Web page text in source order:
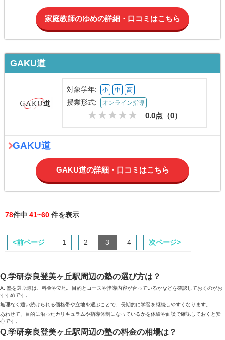
家庭教師のゆめの詳細・口コミはこちら
GAKU道
対象学年: 小 中 高
授業形式: オンライン指導
0.0点（0）
GAKU道
GAKU道の詳細・口コミはこちら
78件中 41~60 件を表示
<前ページ 1 2 3 4 次ページ>
Q.学研奈良登美ヶ丘駅周辺の塾の選び方は？
A. 塾を選ぶ際は、料金や立地、目的とコースや指導内容が合っているかなどを確認しておくのがお
すすめです。
無理なく通い続けられる価格帯や立地を選ぶことで、長期的に学習を継続しやすくなります。
あわせて、目的に沿ったカリキュラムや指導体制になっているかを体験や面談で確認しておくと安
心です。
Q.学研奈良登美ヶ丘駅周辺の塾の料金の相場は？